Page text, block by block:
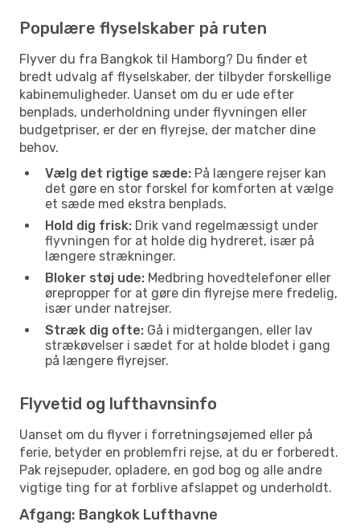
Populære flyselskaber på ruten
Flyver du fra Bangkok til Hamborg? Du finder et
bredt udvalg af flyselskaber, der tilbyder forskellige
kabinemuligheder. Uanset om du er ude efter
benplads, underholdning under flyvningen eller
budgetpriser, er der en flyrejse, der matcher dine
behov.
Vælg det rigtige sæde: På længere rejser kan
det gøre en stor forskel for komforten at vælge
et sæde med ekstra benplads.
Hold dig frisk: Drik vand regelmæssigt under
flyvningen for at holde dig hydreret, især på
længere strækninger.
Bloker støj ude: Medbring hovedtelefoner eller
ørepropper for at gøre din flyrejse mere fredelig,
især under natrejser.
Stræk dig ofte: Gå i midtergangen, eller lav
strækøvelser i sædet for at holde blodet i gang
på længere flyrejser.
Flyvetid og lufthavnsinfo
Uanset om du flyver i forretningsøjemed eller på
ferie, betyder en problemfri rejse, at du er forberedt.
Pak rejsepuder, opladere, en god bog og alle andre
vigtige ting for at forblive afslappet og underholdt.
Afgang: Bangkok Lufthavne